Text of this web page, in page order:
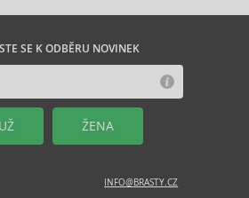
SE K ODBĚRU NOVINEK
ŽENA
INFO@BRASTY.CZ